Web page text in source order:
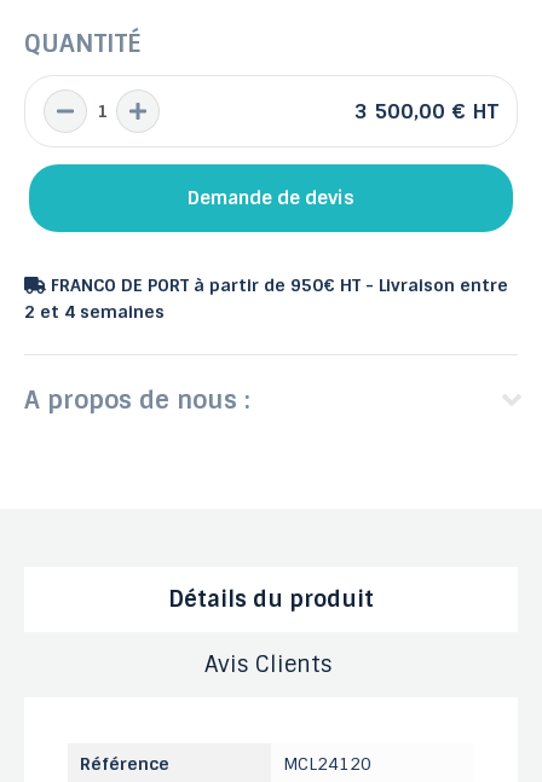
QUANTITÉ
3 500,00 € HT
Demande de devis
FRANCO DE PORT à partir de 950€ HT - Livraison entre
2 et 4 semaines
A propos de nous :
Détails du produit
Avis Clients
Référence MCL24120